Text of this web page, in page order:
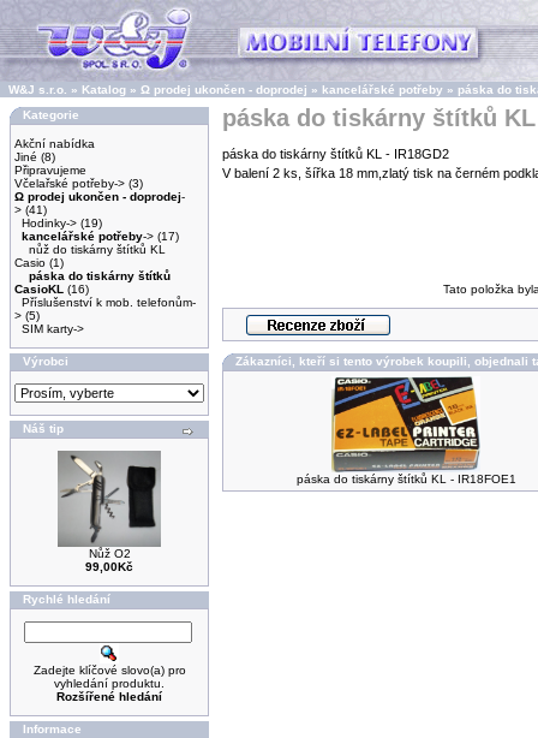
W&J s.r.o. » Katalog » Ω prodej ukončen - doprodej » kancelářské potřeby » páska do
Kategorie
Akční nabídka
Jiné (8)
Připravujeme
Včelařské potřeby-> (3)
Ω prodej ukončen - doprodej-
> (41)
Hodinky-> (19)
kancelářské potřeby-> (17)
nůž do tiskárny štítků KL
Casio (1)
páska do tiskárny štítků
CasioKL (16)
Příslušenství k mob. telefonům-
> (5)
SIM karty->
Výrobci
Náš tip
Nůž O2
99,00Kč
Rychlé hledání
Zadejte klíčové slovo(a) pro
vyhledání produktu.
Rozšířené hledání
Informace
páska do tiskárny štítků KL
páska do tiskárny štítků KL - IR18GD2
V balení 2 ks, šířka 18 mm,zlatý tisk na černém
Tato položka
Zákazníci, kteří si tento výrobek koupili, objednali
páska do tiskárny štítků KL - IR18FOE1